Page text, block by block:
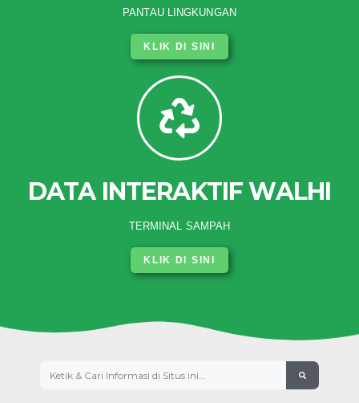
PANTAU LINGKUNGAN
KLIK DI SINI
DATA INTERAKTIF WALHI
TERMINAL SAMPAH
KLIK DI SINI